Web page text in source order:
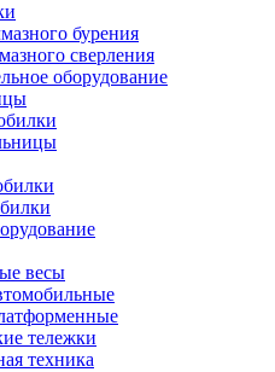
бурения
сверления
оборудование
весы
тележки
техника